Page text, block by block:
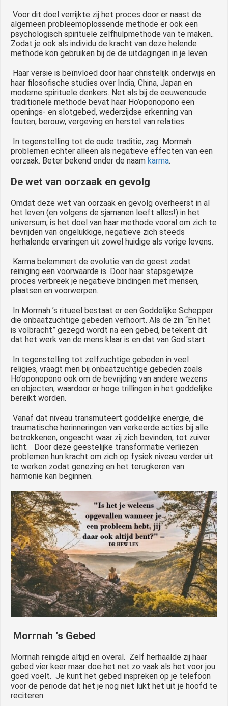
Voor dit doel verrijkte zij het proces door er naast de
algemeen probleemoplossende methode er ook een
psychologisch spirituele zelfhulpmethode van te maken..
Zodat je ook als individu de kracht van deze helende
methode kon gebruiken bij de de uitdagingen in je leven.
Haar versie is beïnvloed door haar christelijk onderwijs en
haar filosofische studies over India, China, Japan en
moderne spirituele denkers. Net als bij de eeuwenoude
traditionele methode bevat haar Ho’oponopono een
openings- en slotgebed, wederzijdse erkenning van
fouten, berouw, vergeving en herstel van relaties.
In tegenstelling tot de oude traditie, zag Morrnah
problemen echter alleen als negatieve effecten van een
oorzaak. Beter bekend onder de naam karma.
De wet van oorzaak en gevolg
Omdat deze wet van oorzaak en gevolg overheerst in al
het leven (en volgens de sjamanen leeft alles!) in het
universum, is het doel van haar methode vooral om zich te
bevrijden van ongelukkige, negatieve zich steeds
herhalende ervaringen uit zowel huidige als vorige levens.
Karma belemmert de evolutie van de geest zodat
reiniging een voorwaarde is. Door haar stapsgewijze
proces verbreek je negatieve bindingen met mensen,
plaatsen en voorwerpen.
In Morrnah ’s ritueel bestaat er een Goddelijke Schepper
die onbaatzuchtige gebeden verhoort. Als de zin “En het
is volbracht” gezegd wordt na een gebed, betekent dit
dat het werk van de mens klaar is en dat van God start.
In tegenstelling tot zelfzuchtige gebeden in veel
religies, vraagt men bij onbaatzuchtige gebeden zoals
Ho’oponopono ook om de bevrijding van andere wezens
en objecten, waardoor er hoge trillingen in het goddelijke
bereikt worden.
Vanaf dat niveau transmuteert goddelijke energie, die
traumatische herinneringen van verkeerde acties bij alle
betrokkenen, ongeacht waar zij zich bevinden, tot zuiver
licht. Door deze geestelijke transformatie verliezen
problemen hun kracht om zich op fysiek niveau verder uit
te werken zodat genezing en het terugkeren van
harmonie kan beginnen.
Morrnah ‘s Gebed
Morrnah reinigde altijd en overal. Zelf herhaalde zij haar
gebed vier keer maar doe het net zo vaak als het voor jou
goed voelt. Je kunt het gebed inspreken op je telefoon
voor de periode dat het je nog niet lukt het uit je hoofd te
reciteren.